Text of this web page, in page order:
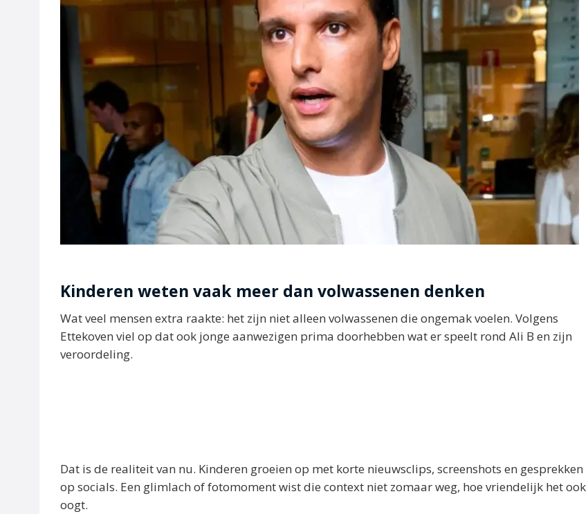
Kinderen weten vaak meer dan volwassenen denken
Wat veel mensen extra raakte: het zijn niet alleen volwassenen die ongemak voelen. Volgens
Ettekoven viel op dat ook jonge aanwezigen prima doorhebben wat er speelt rond Ali B en zijn
veroordeling.
Dat is de realiteit van nu. Kinderen groeien op met korte nieuwsclips, screenshots en gesprekken
op socials. Een glimlach of fotomoment wist die context niet zomaar weg, hoe vriendelijk het ook
oogt.